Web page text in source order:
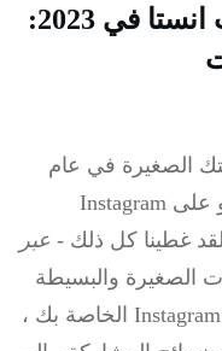
دليل المبتدئين لحسابات انستا في 2023:
في عام
2023؟ تحقق من أفضل 8 طرق للنمو على Instagram
كل ذلك- عبر
والبسيطة
التي يمكنك إجراؤها على إستراتيجية Instagram الخاصة بك ،